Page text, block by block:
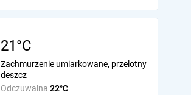
21°C
Odczuwalna 22°C
Zachmurzenie umiarkowane, przelotny
deszcz